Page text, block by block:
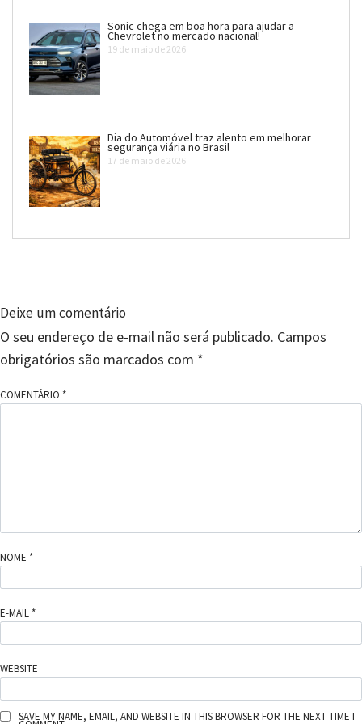
Sonic chega em boa hora para ajudar a
Chevrolet no mercado nacional!
19 de maio de 2026
Dia do Automóvel traz alento em melhorar
segurança viária no Brasil
17 de maio de 2026
Deixe um comentário
O seu endereço de e-mail não será publicado. Campos
obrigatórios são marcados com *
COMENTÁRIO *
NOME *
E-MAIL *
WEBSITE
SAVE MY NAME, EMAIL, AND WEBSITE IN THIS BROWSER FOR THE NEXT TIME I